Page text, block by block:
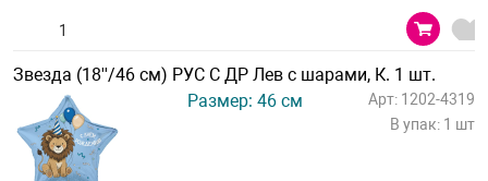
Звезда (18''/46 см) РУС С ДР Лев с шарами, К. 1 шт.
Размер: 46 см
Арт: 1202-4319
В упак: 1 шт